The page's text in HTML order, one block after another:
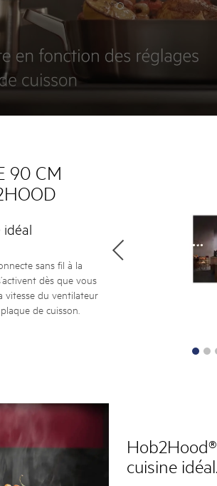
90 CM
sans fil à la
dès que vous
vitesse du ventilateur
de cuisson.
cuisine idéal.